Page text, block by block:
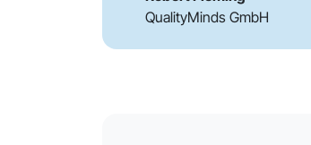
QualityMinds GmbH